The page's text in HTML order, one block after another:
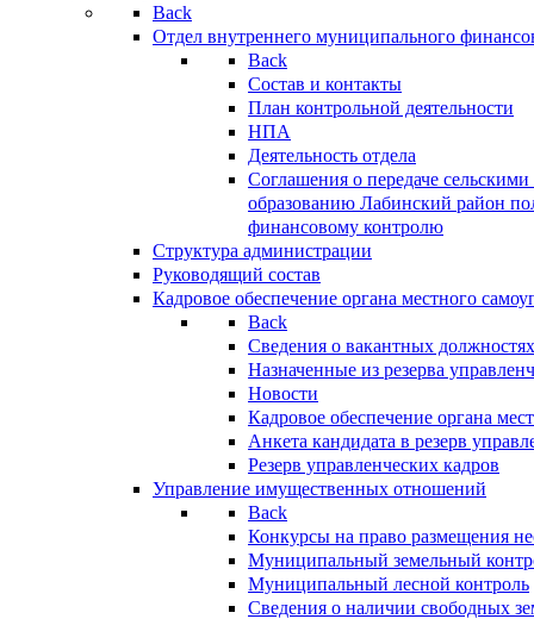
Back
Отдел внутреннего муниципального
Back
Состав и контакты
План контрольной деятельности
НПА
Деятельность отдела
Соглашения о передаче
образованию Лабинский район
финансовому контролю
Структура администрации
Руководящий состав
Кадровое обеспечение органа местного
Back
Сведения о вакантных
Назначенные из резерва
Новости
Кадровое обеспечение органа
Анкета кандидата в резерв
Резерв управленческих кадров
Управление имущественных отношений
Back
Конкурсы на право размещения
Муниципальный земельный
Муниципальный лесной контроль
Сведения о наличии свободных